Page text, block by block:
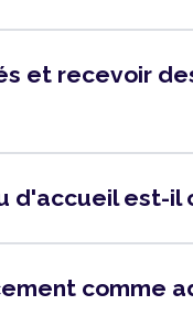
et recevoir
d'accueil est-il
comme